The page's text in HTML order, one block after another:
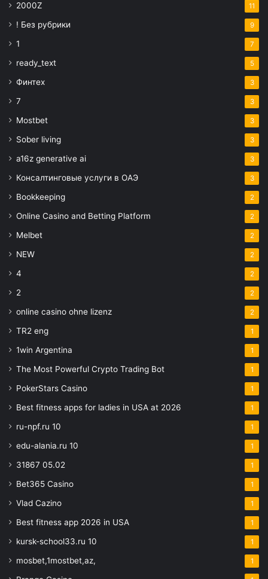
2000Z 11
! Без рубрики 9
1 7
ready_text 5
Финтех 3
7 3
Mostbet 3
Sober living 3
a16z generative ai 3
Консалтинговые услуги в ОАЭ 3
Bookkeeping 2
Online Casino and Betting Platform 2
Melbet 2
NEW 2
4 2
2 2
online casino ohne lizenz 2
TR2 eng 1
1win Argentina 1
The Most Powerful Crypto Trading Bot 1
PokerStars Casino 1
Best fitness apps for ladies in USA at 2026 1
ru-npf.ru 10 1
edu-alania.ru 10 1
31867 05.02 1
Bet365 Casino 1
Vlad Cazino 1
Best fitness app 2026 in USA 1
kursk-school33.ru 10 1
mosbet,1mostbet,az, 1